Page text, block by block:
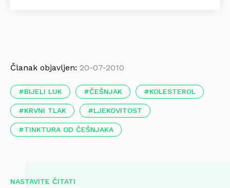
Članak objavljen: 20-07-2010
BIJELI LUK ČEŠNJAK KOLESTEROL
KRVNI TLAK LJEKOVITOST
TINKTURA OD ČEŠNJAKA
NASTAVITE ČITATI